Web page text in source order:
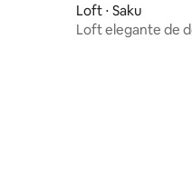
Loft ⋅ Saku
Loft elegante de